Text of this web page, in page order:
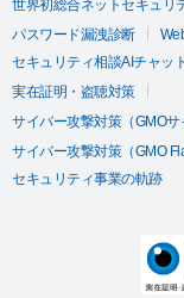
世界初総合ネットセキュリ
パスワード漏洩診断
セキュリティ相談AIチャッ
実在証明・盗聴対策
サイバー攻撃対策（GMOサ
サイバー攻撃対策（GMO
セキュリティ事業の軌跡